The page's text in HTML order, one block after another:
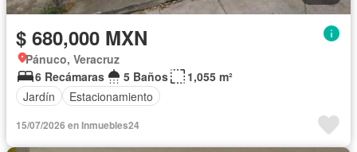
$ 680,000 MXN
Pánuco, Veracruz
6 Recámaras
5 Baños
1,055 m²
Jardín
Estacionamiento
15/07/2026 en Inmuebles24